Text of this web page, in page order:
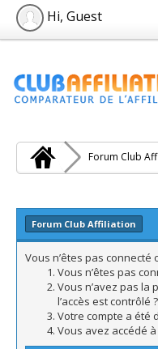
Hi, Guest
Forum Club
Forum Club Affiliation
Vous n’êtes pas
Vous n’êtes pas
Vous n’avez pas la
l’accès est
Votre compte a été
Vous avez accédé